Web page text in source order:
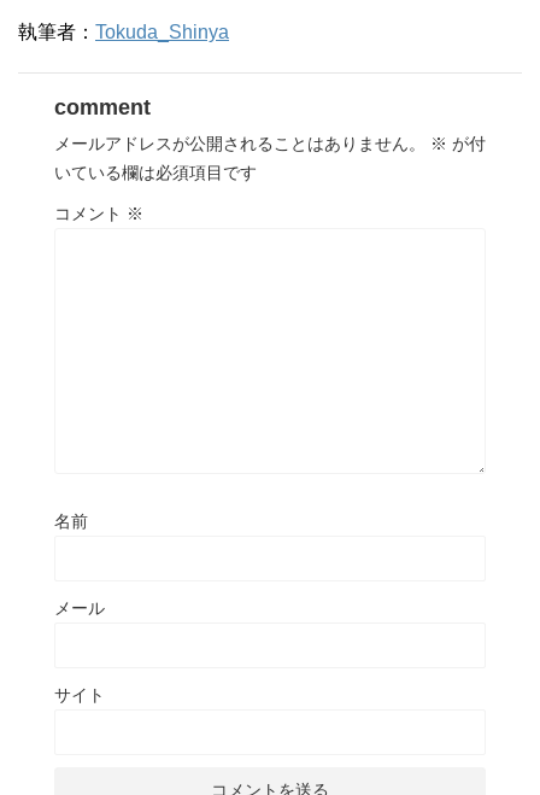
執筆者： Tokuda_Shinya
comment
メールアドレスが公開されることはありません。 ※ が付
いている欄は必須項目です
コメント ※
名前
メール
サイト